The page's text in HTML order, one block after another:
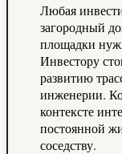
Любая
загородный
площадки
Инвестору
развитию
инженерии.
контексте
постоянной
соседству.